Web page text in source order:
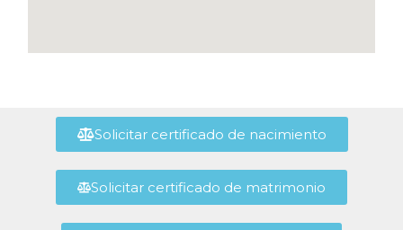
Solicitar certificado de nacimiento
Solicitar certificado de matrimonio